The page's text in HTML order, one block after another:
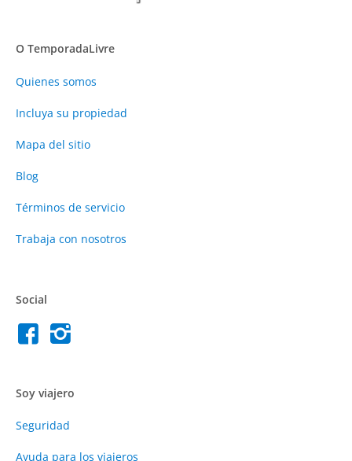
O TemporadaLivre
Quienes somos
Incluya su propiedad
Mapa del sitio
Blog
Términos de servicio
Trabaja con nosotros
Social
Soy viajero
Seguridad
Ayuda para los viajeros